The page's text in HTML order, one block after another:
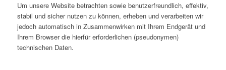
Um unsere Website betrachten sowie benutzerfreundlich, effektiv,
stabil und sicher nutzen zu können, erheben und verarbeiten wir
jedoch automatisch in Zusammenwirken mit Ihrem Endgerät und
Ihrem Browser die hierfür erforderlichen (pseudonymen)
technischen Daten.